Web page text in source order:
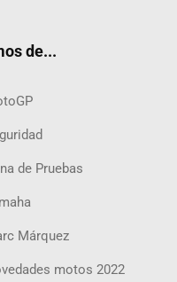
de...
de Pruebas
Márquez
motos 2022